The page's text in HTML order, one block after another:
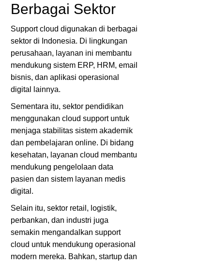
Berbagai Sektor
Support cloud digunakan di berbagai
sektor di Indonesia. Di lingkungan
perusahaan, layanan ini membantu
mendukung sistem ERP, HRM, email
bisnis, dan aplikasi operasional
digital lainnya.
Sementara itu, sektor pendidikan
menggunakan cloud support untuk
menjaga stabilitas sistem akademik
dan pembelajaran online. Di bidang
kesehatan, layanan cloud membantu
mendukung pengelolaan data
pasien dan sistem layanan medis
digital.
Selain itu, sektor retail, logistik,
perbankan, dan industri juga
semakin mengandalkan support
cloud untuk mendukung operasional
modern mereka. Bahkan, startup dan